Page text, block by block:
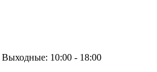
10:00 - 18:00